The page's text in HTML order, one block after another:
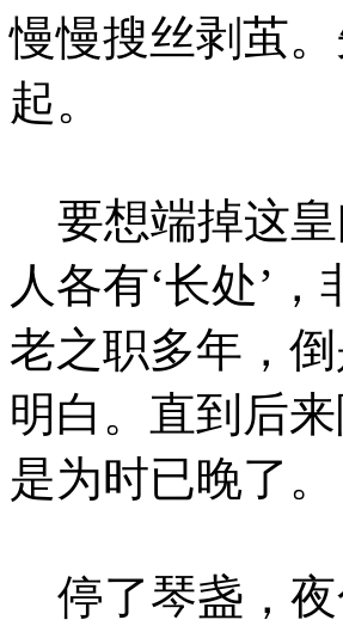
慢慢搜丝剥茧
起。
要想端掉这皇
人各有‘长处’
老之职多年，
明白。直到后
是为时已晚了。
停了琴盏，夜